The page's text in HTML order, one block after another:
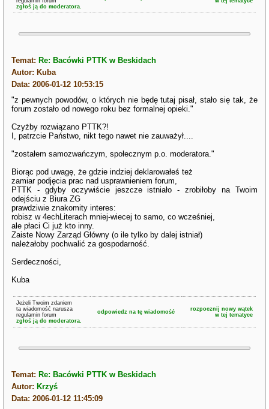
zgłoś ją do moderatora.
Temat: Re: Bacówki PTTK w Beskidach
Autor: Kuba
Data: 2006-01-12 10:53:15
"z pewnych powodów, o których nie będę tutaj pisał, stało się tak, że
forum zostało od nowego roku bez formalnej opieki."
Czyżby rozwiązano PTTK?!
I, patrzcie Państwo, nikt tego nawet nie zauważył....
"zostałem samozwańczym, społecznym p.o. moderatora."
Biorąc pod uwagę, że gdzie indziej deklarowałeś też
zamiar podjęcia prac nad usprawnieniem forum,
PTTK - gdyby oczywiście jeszcze istniało - zrobiłoby na Twoim
odejściu z Biura ZG
prawdziwie znakomity interes:
robisz w 4echLiterach mniej-wiecej to samo, co wcześniej,
ale płaci Ci już kto inny.
Zaiste Nowy Zarząd Główny (o ile tylko by dalej istniał)
należałoby pochwalić za gospodarność.
Serdeczności,
Kuba
Jeżeli Twoim zdaniem
ta wiadomość narusza
regulamin forum
zgłoś ją do moderatora.
odpowiedz na tę wiadomość
rozpocznij nowy wątek
w tej tematyce
Temat: Re: Bacówki PTTK w Beskidach
Autor: Krzyś
Data: 2006-01-12 11:45:09